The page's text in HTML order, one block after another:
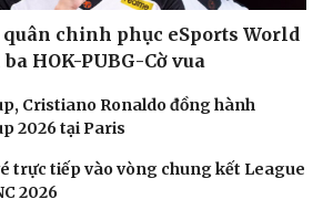
chinh phục eSports World
HOK-PUBG-Cờ vua
Cristiano Ronaldo đồng hành
2026 tại Paris
trực tiếp vào vòng chung kết League
2026